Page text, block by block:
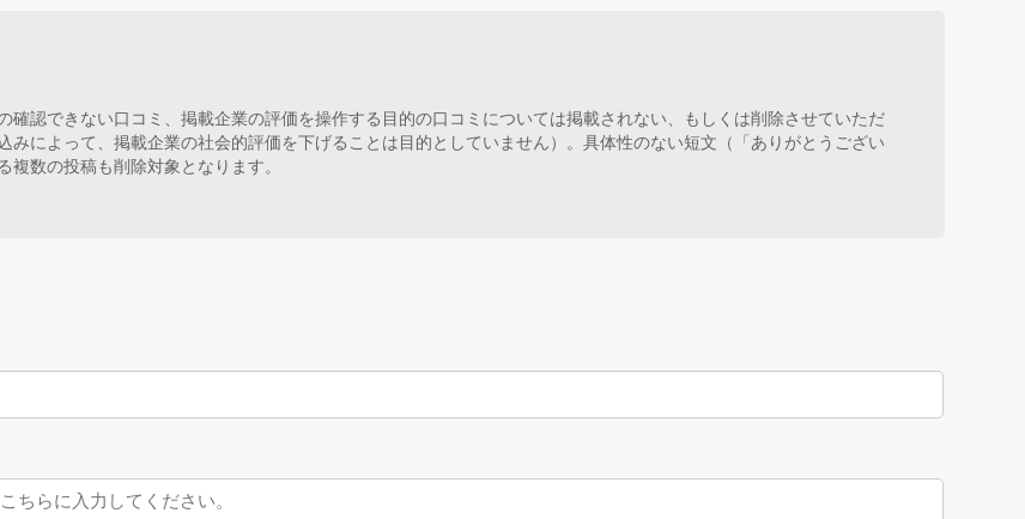
認できない口コミ、掲載企業の評価を操作する目的の口コミについては掲載されない、もしくは削除させていただ
によって、掲載企業の社会的評価を下げることは目的としていません）。具体性のない短文（「ありがとうござい
数の投稿も削除対象となります。